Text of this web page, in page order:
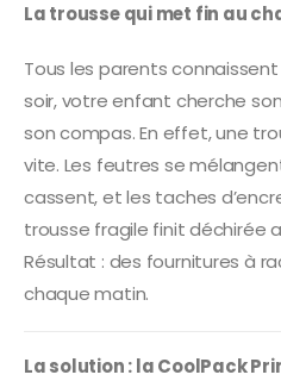
La trousse qui met fin au
Tous les parents
soir, votre enfant cherche
son compas. En effet, une
vite. Les feutres se
cassent, et les taches
trousse fragile finit déchirée
Résultat : des fournitures à
chaque matin.
La solution : la CoolPack